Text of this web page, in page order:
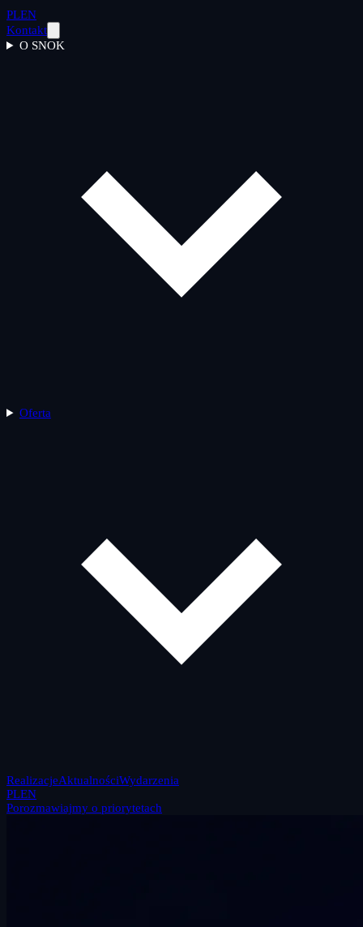
PLEN
Kontakt
O SNOK
Oferta
RealizacjeAktualnościWydarzenia
PLEN
Porozmawiajmy o priorytetach